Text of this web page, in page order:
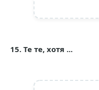
15. Те те, хотя ...